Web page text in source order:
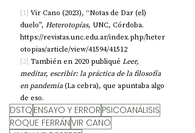
[1] Vir Cano (2023), “Notas de Dar (el)
duelo”, Heterotopías, UNC, Córdoba.
https://revistas.unc.edu.ar/index.php/heter
otopias/article/view/41594/41512
[2] También en 2020 publiqué Leer,
meditar, escribir: la práctica de la filosofía
en pandemia (La cebra), que apuntaba algo
de eso.
DSTQ ENSAYO Y ERROR PSICOANÁLISIS
ROQUE FERRÁNVIR CANO